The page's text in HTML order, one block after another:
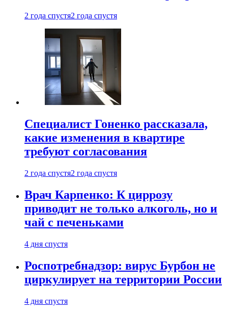
2 года спустя2 года спустя
Специалист Гоненко рассказала,
какие изменения в квартире
требуют согласования
2 года спустя2 года спустя
Врач Карпенко: К циррозу
приводит не только алкоголь, но и
чай с печеньками
4 дня спустя
Роспотребнадзор: вирус Бурбон не
циркулирует на территории России
4 дня спустя